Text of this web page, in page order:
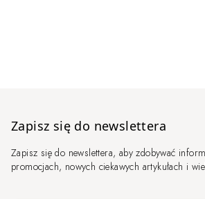
Zapisz się do newslettera
Zapisz się do newslettera, aby zdobywać
promocjach, nowych ciekawych artykułach i